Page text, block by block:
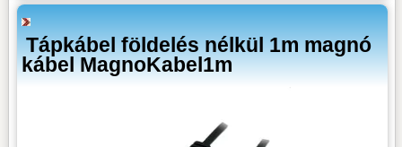
Tápkábel földelés nélkül 1m magnó
kábel MagnoKabel1m